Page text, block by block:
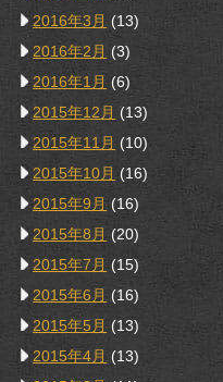
2016年3月 (13)
2016年2月 (3)
2016年1月 (6)
2015年12月 (13)
2015年11月 (10)
2015年10月 (16)
2015年9月 (16)
2015年8月 (20)
2015年7月 (15)
2015年6月 (16)
2015年5月 (13)
2015年4月 (13)